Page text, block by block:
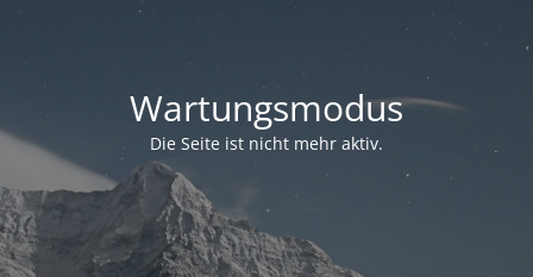
Wartungsmodus
Die Seite ist nicht mehr aktiv.